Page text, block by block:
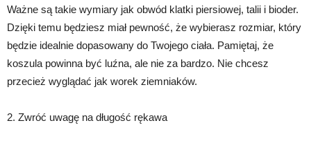
Ważne są takie wymiary jak obwód klatki piersiowej, talii i bioder.
Dzięki temu będziesz miał pewność, że wybierasz rozmiar, który
będzie idealnie dopasowany do Twojego ciała. Pamiętaj, że
koszula powinna być luźna, ale nie za bardzo. Nie chcesz
przecież wyglądać jak worek ziemniaków.
2. Zwróć uwagę na długość rękawa